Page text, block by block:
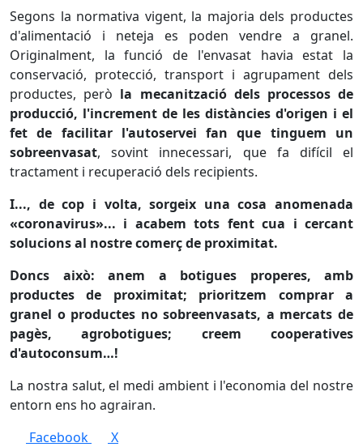
Segons la normativa vigent, la majoria dels productes
d'alimentació i neteja es poden vendre a granel.
Originalment, la funció de l'envasat havia estat la
conservació, protecció, transport i agrupament dels
productes, però la mecanització dels processos de
producció, l'increment de les distàncies d'origen i el
fet de facilitar l'autoservei fan que tinguem un
sobreenvasat, sovint innecessari, que fa difícil el
tractament i recuperació dels recipients.
I..., de cop i volta, sorgeix una cosa anomenada
«coronavirus»... i acabem tots fent cua i cercant
solucions al nostre comerç de proximitat.
Doncs això: anem a botigues properes, amb
productes de proximitat; prioritzem comprar a
granel o productes no sobreenvasats, a mercats de
pagès, agrobotigues; creem cooperatives
d'autoconsum…!
La nostra salut, el medi ambient i l'economia del nostre
entorn ens ho agrairan.
Facebook
X